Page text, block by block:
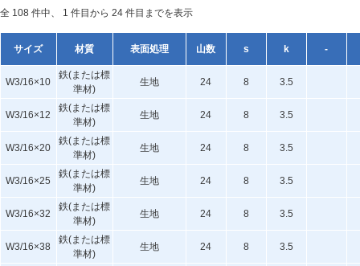
全 108 件中、 1 件目から 24 件目までを表示
サイズ 材質 表面処理 山数 s k -
W3/16×10
鉄(または標
準材)
生地 24 8 3.5
W3/16×12
鉄(または標
準材)
生地 24 8 3.5
W3/16×20
鉄(または標
準材)
生地 24 8 3.5
W3/16×25
鉄(または標
準材)
生地 24 8 3.5
W3/16×32
鉄(または標
準材)
生地 24 8 3.5
W3/16×38
鉄(または標
準材)
生地 24 8 3.5